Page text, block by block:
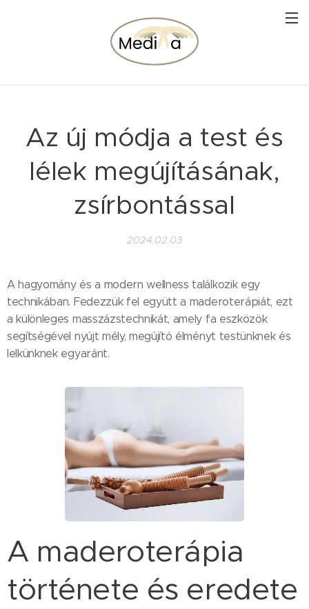
Az új módja a test és
lélek megújításának,
zsírbontással
2024.02.03
A hagyomány és a modern wellness találkozik egy
technikában. Fedezzük fel együtt a maderoterápiát, ezt
a különleges masszázstechnikát, amely fa eszközök
segítségével nyújt mély, megújító élményt testünknek és
lelkünknek egyaránt.
A maderoterápia
története és eredete